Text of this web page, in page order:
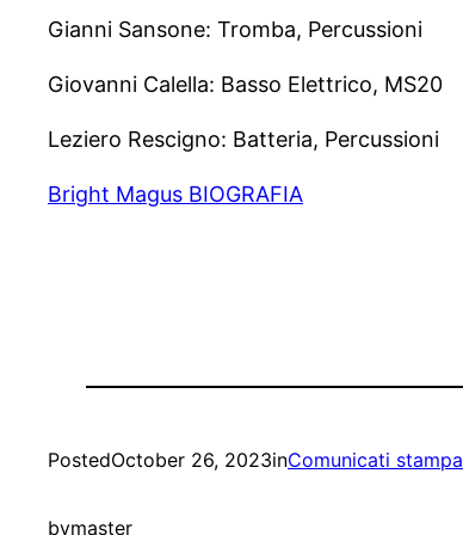
Gianni Sansone: Tromba, Percussioni
Giovanni Calella: Basso Elettrico, MS20
Leziero Rescigno: Batteria, Percussioni
Bright Magus BIOGRAFIA
PostedOctober 26, 2023inComunicati stampa
bymaster